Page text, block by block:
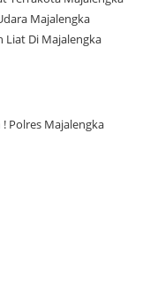
Majalengka
Liat Di Majalengka
Polres Majalengka